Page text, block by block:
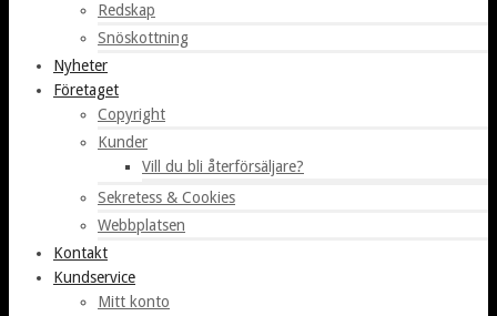
Redskap
Snöskottning
Nyheter
Företaget
Copyright
Kunder
Vill du bli återförsäljare?
Sekretess & Cookies
Webbplatsen
Kontakt
Kundservice
Mitt konto